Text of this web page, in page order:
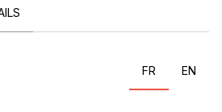
FR EN